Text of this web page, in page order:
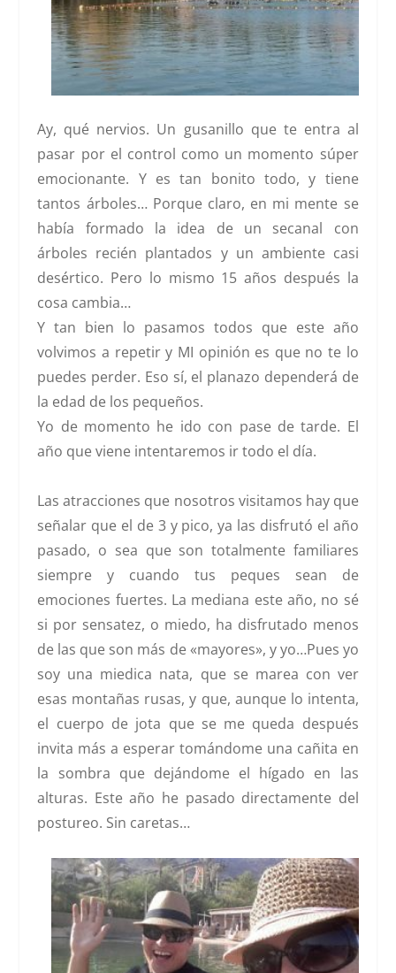
Ay, qué nervios. Un gusanillo que te entra al
pasar por el control como un momento súper
emocionante. Y es tan bonito todo, y tiene
tantos árboles… Porque claro, en mi mente se
había formado la idea de un secanal con
árboles recién plantados y un ambiente casi
desértico. Pero lo mismo 15 años después la
cosa cambia…
Y tan bien lo pasamos todos que este año
volvimos a repetir y MI opinión es que no te lo
puedes perder. Eso sí, el planazo dependerá de
la edad de los pequeños.
Yo de momento he ido con pase de tarde. El
año que viene intentaremos ir todo el día.
Las atracciones que nosotros visitamos hay que
señalar que el de 3 y pico, ya las disfrutó el año
pasado, o sea que son totalmente familiares
siempre y cuando tus peques sean de
emociones fuertes. La mediana este año, no sé
si por sensatez, o miedo, ha disfrutado menos
de las que son más de «mayores», y yo…Pues yo
soy una miedica nata, que se marea con ver
esas montañas rusas, y que, aunque lo intenta,
el cuerpo de jota que se me queda después
invita más a esperar tomándome una cañita en
la sombra que dejándome el hígado en las
alturas. Este año he pasado directamente del
postureo. Sin caretas…